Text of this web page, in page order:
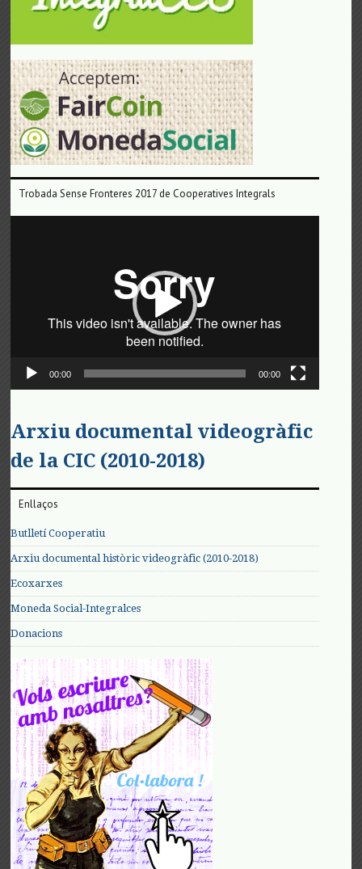
Trobada Sense Fronteres 2017 de Cooperatives Integrals
00:00 00:00
Arxiu documental videogràfic
de la CIC (2010-2018)
Enllaços
Butlletí Cooperatiu
Arxiu documental històric videogràfic (2010-2018)
Ecoxarxes
Moneda Social-Integralces
Donacions